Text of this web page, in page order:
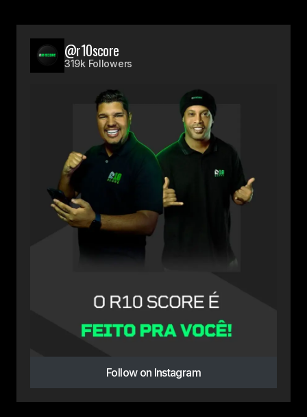
@r10score
319k Followers
Follow on Instagram